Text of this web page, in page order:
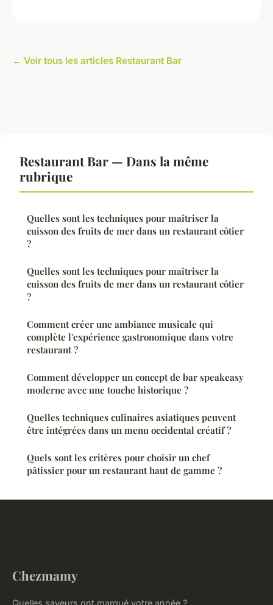
← Voir tous les articles Restaurant Bar
Restaurant Bar — Dans la même
rubrique
Quelles sont les techniques pour maîtriser la
cuisson des fruits de mer dans un restaurant côtier
?
Quelles sont les techniques pour maîtriser la
cuisson des fruits de mer dans un restaurant côtier
?
Comment créer une ambiance musicale qui
complète l'expérience gastronomique dans votre
restaurant ?
Comment développer un concept de bar speakeasy
moderne avec une touche historique ?
Quelles techniques culinaires asiatiques peuvent
être intégrées dans un menu occidental créatif ?
Quels sont les critères pour choisir un chef
pâtissier pour un restaurant haut de gamme ?
Chezmamy
Quelles saveurs ont marqué votre année ?